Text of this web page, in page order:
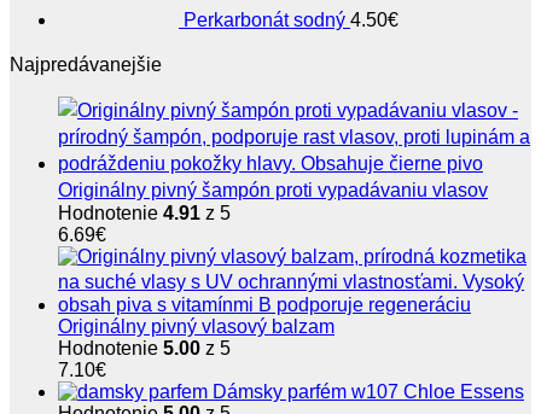
Perkarbonát sodný 4.50€
Najpredávanejšie
Originálny pivný šampón proti vypadávaniu vlasov
Hodnotenie 4.91 z 5
6.69€
Originálny pivný vlasový balzam
Hodnotenie 5.00 z 5
7.10€
Dámsky parfém w107 Chloe Essens